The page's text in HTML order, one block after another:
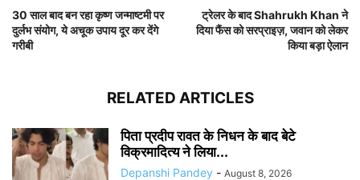
30 साल बाद बन रहा कृष्ण जन्माष्टमी पर
दुर्लभ संयोग, ये अचूक उपाय दूर कर देंगे
गरीबी
ट्रेलर के बाद Shahrukh Khan ने
दिया फैंस को सरप्राइज़, जवान को लेकर
किया बड़ा ऐलान
RELATED ARTICLES
पिता प्रदीप रावत के निधन के बाद बेटे
विक्रमादित्य ने लिया...
Depanshi Pandey - August 8, 2026